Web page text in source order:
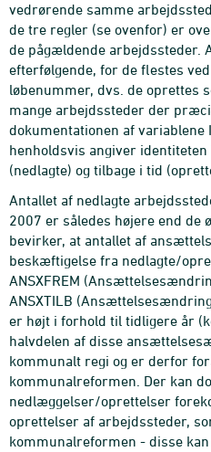
vedrørende samme
de tre regler (se ovenfor) er
de pågældende arbejdssteder.
efterfølgende, for de flestes
løbenummer, dvs. de oprettes
mange arbejdssteder der
dokumentationen af variablene
henholdsvis angiver
(nedlagte) og tilbage i tid
Antallet af nedlagte
2007 er således højere end de
bevirker, at antallet af
beskæftigelse fra nedlagte/
ANSXFREM
ANSXTILB
er højt i forhold til tidligere år
halvdelen af disse
kommunalt regi og er derfor
kommunalreformen. Der kan
nedlæggelser/oprettelser
oprettelser af arbejdssteder,
kommunalreformen - disse